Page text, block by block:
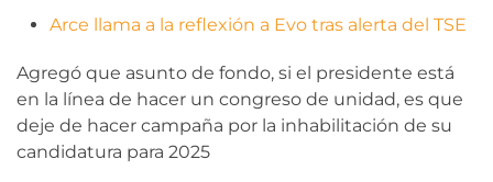
Arce llama a la reflexión a Evo tras alerta del TSE
Agregó que asunto de fondo, si el presidente está
en la línea de hacer un congreso de unidad, es que
deje de hacer campaña por la inhabilitación de su
candidatura para 2025